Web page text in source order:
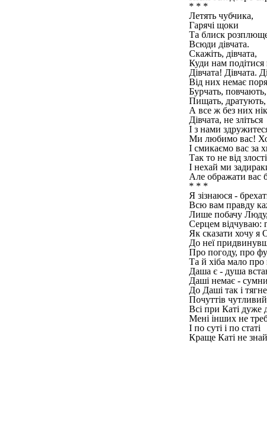
* * *
Летять чубчика,
Гарячі щоки
Та блиск
Всюди дівчата.
Скажіть, дівчата,
Куди нам подітися
Дівчата! Дівчата.
Від них немає
Бурчать, повчають,
Пищать, дратують,
А все ж без них
Дівчата, не зліться
І з нами
Ми любимо вас!
І смикаємо вас за
Так то не від
І нехай ми
Але ображати вас
* * *
Я зізнаюся -
Всю вам правду
Лише побачу Люду,
Серцем відчуваю:
Як сказати хочу я
До неї
Про погоду, про
Та й хіба мало
Даша є - душа
Даші немає -
До Даші так і
Почуттів
Всі при Каті дуже
Мені інших не
І по суті і по статі
Краще Каті не